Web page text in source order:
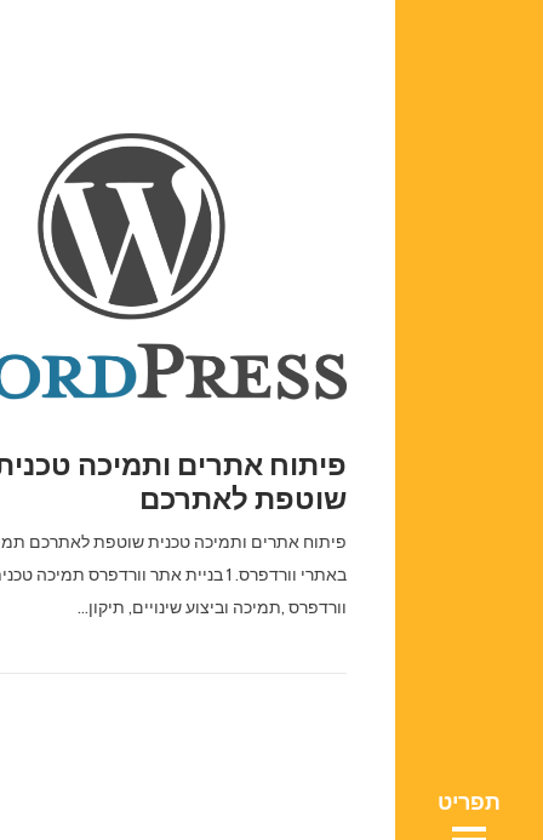
מאמרים
בעץ
פיתוח אתרים ותמיכה
שוטפת לאתרכם
פיתוח אתרים ותמיכה טכנית שוטפת לאתרכם
באתרי וורדפרס. 1 בניית אתר וורדפרס תמיכה
וורדפרס ,תמיכה וביצוע שינויים, תיקון…